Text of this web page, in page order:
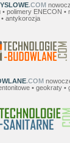
.COM
polimery ENECON •
• antykorozja
.COM
• geokraty •